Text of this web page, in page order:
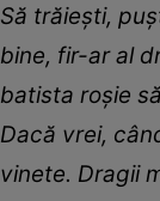
Să trăiești,
bine, fir-ar al
batista roșie
Dacă vrei,
vinete. Dragii